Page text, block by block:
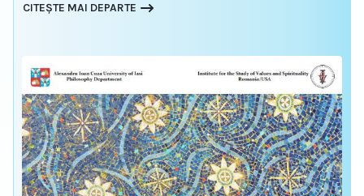
CITEȘTE MAI DEPARTE